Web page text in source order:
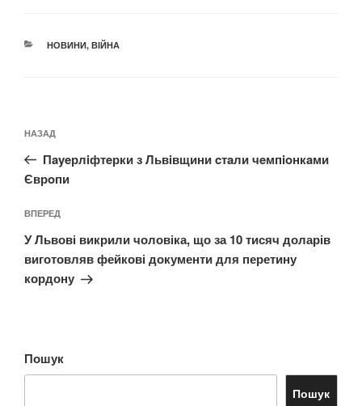
КАТЕГОРІЇ
НОВИНИ, ВІЙНА
записів
Попередній
запис:
НАЗАД
Пayeрлiфтeрки з Львiвщини cтaли чeмпioнкaми
Єврoпи
Наступний
запис
ВПЕРЕД
У Львові викрили чоловіка, що за 10 тисяч доларів
виготовляв фейкові документи для перетину
кордону
Пошук
Пошук